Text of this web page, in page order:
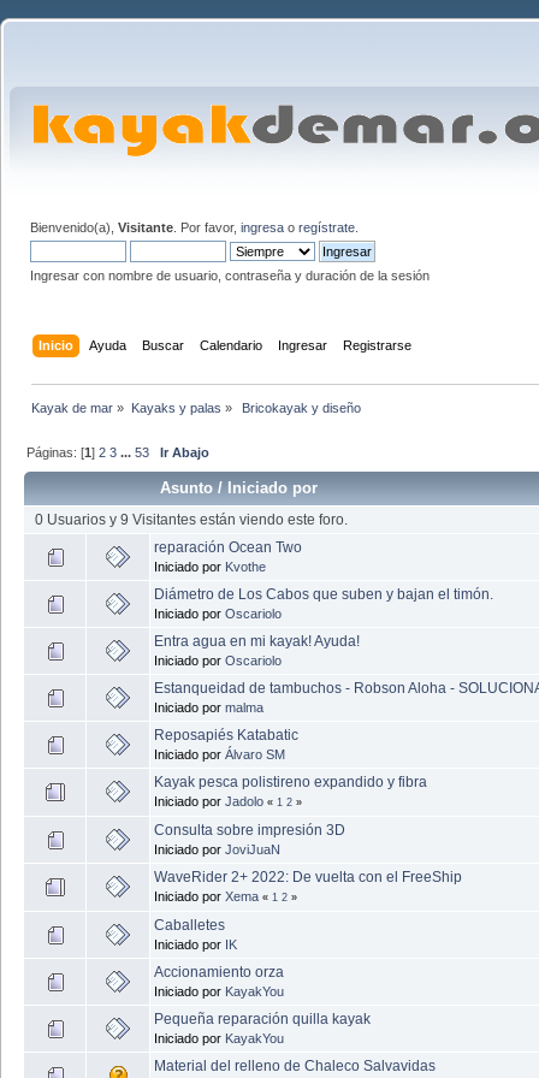
Bienvenido(a), Visitante . Por favor, ingresa o regístrate
Ingresar con nombre de usuario, contraseña y duración de la sesión
Inicio Ayuda Buscar Calendario Ingresar Registrarse
Kayak de mar » Kayaks y palas » Bricokayak y diseño
Páginas: [1]2 3 ...53 Ir Abajo
Asunto /Iniciado por
0 Usuarios y 9 Visitantes están viendo este foro.
reparación Ocean Two
Iniciado por Kvothe
Diámetro de Los Cabos que suben y bajan el timón.
Iniciado por Oscariolo
Entra agua en mi kayak! Ayuda!
Iniciado por Oscariolo
Estanqueidad de tambuchos - Robson Aloha -
Iniciado por malma
Reposapiés Katabatic
Iniciado por Álvaro SM
Kayak pesca polistireno expandido y fibra
Iniciado por Jadolo « 1 2 »
Consulta sobre impresión 3D
Iniciado por JoviJuaN
WaveRider 2+ 2022: De vuelta con el FreeShip
Iniciado por Xema « 1 2 »
Caballetes
Iniciado por IK
Accionamiento orza
Iniciado por KayakYou
Pequeña reparación quilla kayak
Iniciado por KayakYou
Material del relleno de Chaleco Salvavidas